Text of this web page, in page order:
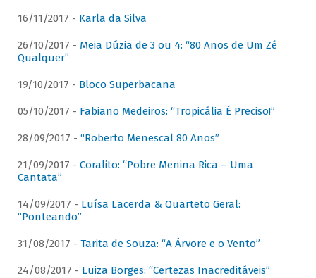
16/11/2017 - Karla da Silva
26/10/2017 - Meia Dúzia de 3 ou 4: “80 Anos de Um Zé
Qualquer”
19/10/2017 - Bloco Superbacana
05/10/2017 - Fabiano Medeiros: “Tropicália É Preciso!”
28/09/2017 - “Roberto Menescal 80 Anos”
21/09/2017 - Coralito: “Pobre Menina Rica – Uma
Cantata”
14/09/2017 - Luísa Lacerda & Quarteto Geral:
“Ponteando”
31/08/2017 - Tarita de Souza: “A Árvore e o Vento”
24/08/2017 - Luiza Borges: “Certezas Inacreditáveis”